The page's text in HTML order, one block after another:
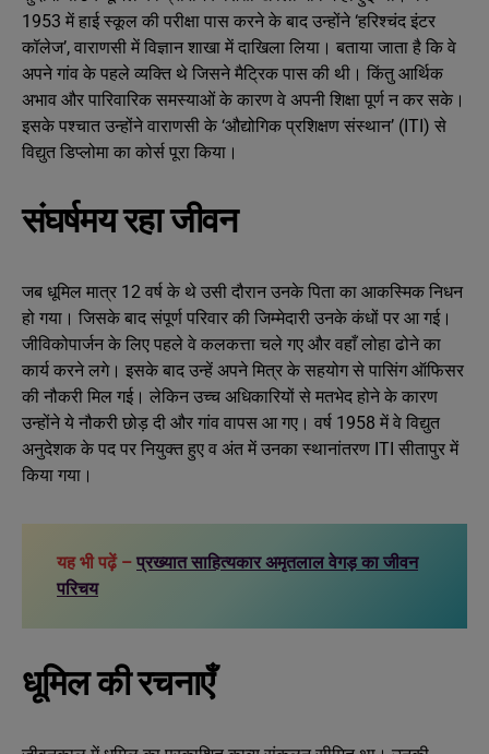
1953 में हाई स्कूल की परीक्षा पास करने के बाद उन्होंने ‘हरिश्चंद इंटर
कॉलेज’, वाराणसी में विज्ञान शाखा में दाखिला लिया। बताया जाता है कि वे
अपने गांव के पहले व्यक्ति थे जिसने मैट्रिक पास की थी। किंतु आर्थिक
अभाव और पारिवारिक समस्याओं के कारण वे अपनी शिक्षा पूर्ण न कर सके।
इसके पश्चात उन्होंने वाराणसी के ‘औद्योगिक प्रशिक्षण संस्थान’ (ITI) से
विद्युत डिप्लोमा का कोर्स पूरा किया।
संघर्षमय रहा जीवन
जब धूमिल मात्र 12 वर्ष के थे उसी दौरान उनके पिता का आकस्मिक निधन
हो गया। जिसके बाद संपूर्ण परिवार की जिम्मेदारी उनके कंधों पर आ गई।
जीविकोपार्जन के लिए पहले वे कलकत्ता चले गए और वहाँ लोहा ढोने का
कार्य करने लगे। इसके बाद उन्हें अपने मित्र के सहयोग से पासिंग ऑफिसर
की नौकरी मिल गई। लेकिन उच्च अधिकारियों से मतभेद होने के कारण
उन्होंने ये नौकरी छोड़ दी और गांव वापस आ गए। वर्ष 1958 में वे विद्युत
अनुदेशक के पद पर नियुक्त हुए व अंत में उनका स्थानांतरण ITI सीतापुर में
किया गया।
यह भी पढ़ें – प्रख्यात साहित्यकार अमृतलाल वेगड़ का जीवन
परिचय
धूमिल की रचनाएँ